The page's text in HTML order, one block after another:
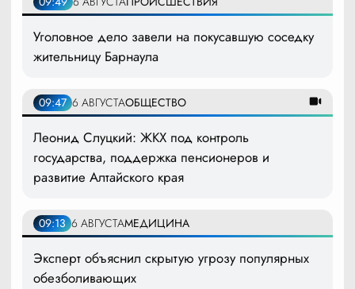
Уголовное дело завели на покусавшую соседку
жительницу Барнаула
09:47 6 АВГУСТАОБЩЕСТВО
Леонид Слуцкий: ЖКХ под контроль
государства, поддержка пенсионеров и
развитие Алтайского края
09:13 6 АВГУСТАМЕДИЦИНА
Эксперт объяснил скрытую угрозу популярных
обезболивающих